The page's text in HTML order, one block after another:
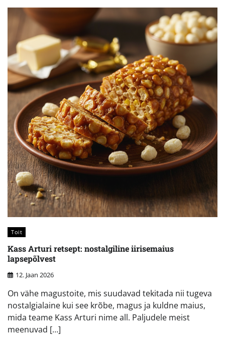
Toit
Kass Arturi retsept: nostalgiline iirisemaius
lapsepõlvest
12. Jaan 2026
On vähe magustoite, mis suudavad tekitada nii tugeva
nostalgialaine kui see krõbe, magus ja kuldne maius,
mida teame Kass Arturi nime all. Paljudele meist
meenuvad […]